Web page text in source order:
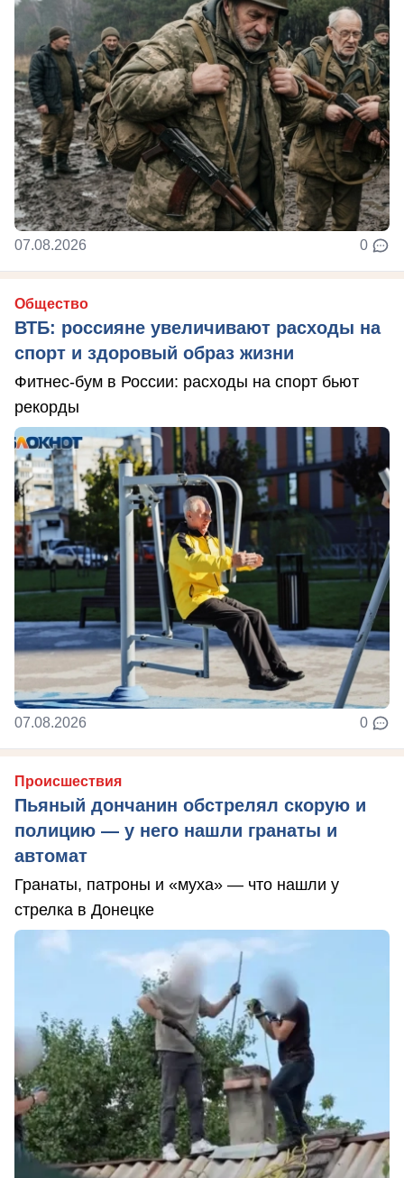
07.08.2026 0
Общество
ВТБ: россияне увеличивают расходы на
спорт и здоровый образ жизни
Фитнес-бум в России: расходы на спорт бьют
рекорды
07.08.2026 0
Происшествия
Пьяный дончанин обстрелял скорую и
полицию — у него нашли гранаты и
автомат
Гранаты, патроны и «муха» — что нашли у
стрелка в Донецке